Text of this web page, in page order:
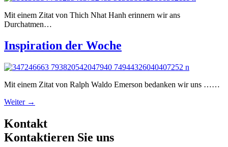
Mit einem Zitat von Thich Nhat Hanh erinnern wir ans
Durchatmen…
Inspiration der Woche
Mit einem Zitat von Ralph Waldo Emerson bedanken wir uns ……
Weiter →
Kontakt
Kontaktieren Sie uns